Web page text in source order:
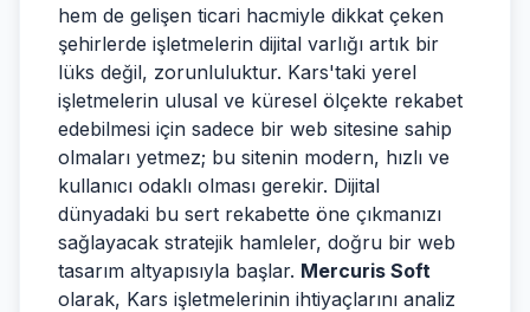
hem de gelişen ticari hacmiyle dikkat çeken
şehirlerde işletmelerin dijital varlığı artık bir
lüks değil, zorunluluktur. Kars'taki yerel
işletmelerin ulusal ve küresel ölçekte rekabet
edebilmesi için sadece bir web sitesine sahip
olmaları yetmez; bu sitenin modern, hızlı ve
kullanıcı odaklı olması gerekir. Dijital
dünyadaki bu sert rekabette öne çıkmanızı
sağlayacak stratejik hamleler, doğru bir web
tasarım altyapısıyla başlar. Mercuris Soft
olarak, Kars işletmelerinin ihtiyaçlarını analiz